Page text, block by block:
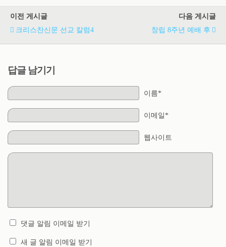
이전 게시글
크리스찬신문 선교 칼럼4
다음 게시글
창립 8주년 예배 후
답글 남기기
이름*
이메일*
웹사이트
댓글 알림 이메일 받기
새 글 알림 이메일 받기